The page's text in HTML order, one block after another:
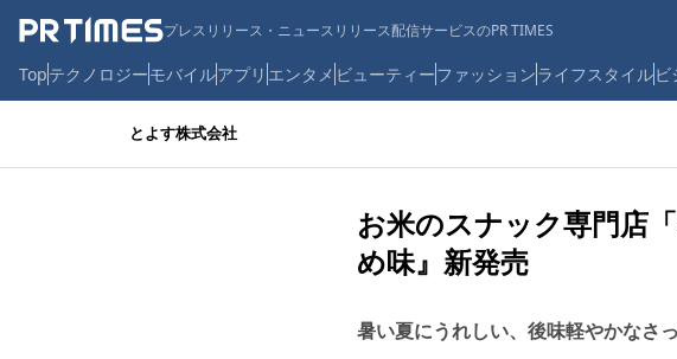
プレスリリース・ニュースリリース配信サービスのPR TIMES
Topテクノロジーモバイルアプリ エンタメ ビューティーファッションライフスタイルビ
とよす株式会社
お米のスナック専門店
め味』新発売
暑い夏にうれしい、後味軽やかなさ